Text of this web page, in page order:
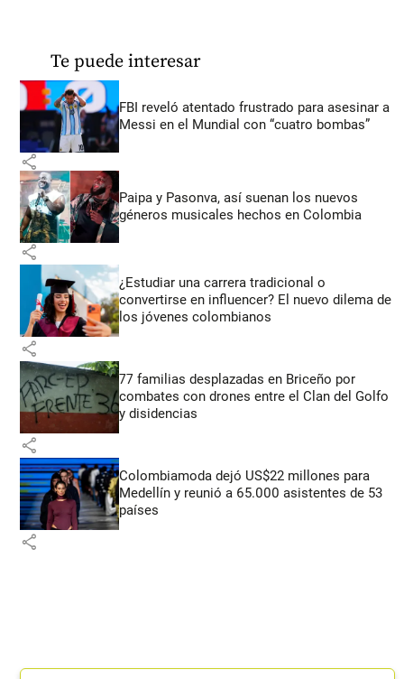
Te puede interesar
FBI reveló atentado frustrado para asesinar a
Messi en el Mundial con “cuatro bombas”
share
Paipa y Pasonva, así suenan los nuevos
géneros musicales hechos en Colombia
share
¿Estudiar una carrera tradicional o
convertirse en influencer? El nuevo dilema de
los jóvenes colombianos
share
77 familias desplazadas en Briceño por
combates con drones entre el Clan del Golfo
y disidencias
share
Colombiamoda dejó US$22 millones para
Medellín y reunió a 65.000 asistentes de 53
países
share